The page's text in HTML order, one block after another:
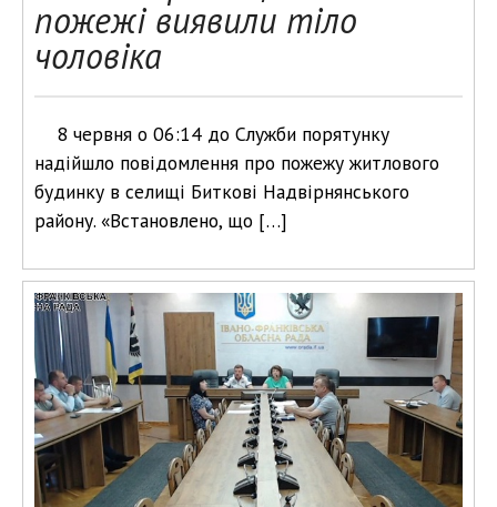
пожежі виявили тіло
чоловіка
8 червня о 06:14 до Служби порятунку
надійшло повідомлення про пожежу житлового
будинку в селищі Биткові Надвірнянського
району. «Встановлено, що […]